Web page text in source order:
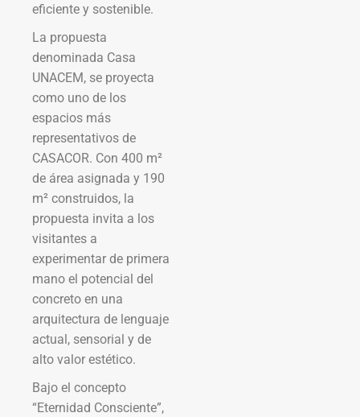
eficiente y sostenible.
La propuesta
denominada Casa
UNACEM, se proyecta
como uno de los
espacios más
representativos de
CASACOR. Con 400 m²
de área asignada y 190
m² construidos, la
propuesta invita a los
visitantes a
experimentar de primera
mano el potencial del
concreto en una
arquitectura de lenguaje
actual, sensorial y de
alto valor estético.
Bajo el concepto
“Eternidad Consciente”,